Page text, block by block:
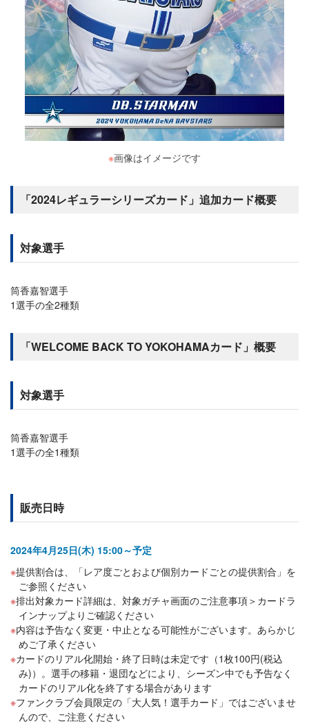
※画像はイメージです
「2024レギュラーシリーズカード」追加カード概要
対象選手
筒香嘉智選手
1選手の全2種類
「WELCOME BACK TO YOKOHAMAカード」概要
対象選手
筒香嘉智選手
1選手の全1種類
販売日時
2024年4月25日(木) 15:00～予定
提供割合は、「レア度ごとおよび個別カードごとの提供割合」を
ご参照ください
排出対象カード詳細は、対象ガチャ画面のご注意事項＞カードラ
インナップよりご確認ください
内容は予告なく変更・中止となる可能性がございます。あらかじ
めご了承ください
カードのリアル化開始・終了日時は未定です（1枚100円(税込
み)）。選手の移籍・退団などにより、シーズン中でも予告なく
カードのリアル化を終了する場合があります
ファンクラブ会員限定の「大人気！選手カード」ではございませ
んので、ご注意ください